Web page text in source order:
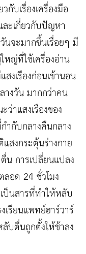
กับเรื่องเครื่องมือ
ะเกี่ยวกับปัญหา
จะมากขึ้นเรื่อยๆ มี
หญ่ที่ใช้เครื่องอ่าน
งเรืองก่อนเข้านอน
งวัน มากกว่าคน
าแสงเรืองของ
ำกับกลางคืนกลาง
สงกระตุ้นร่างกาย
น การเปลี่ยนแปลง
อด 24 ชั่วโมง
ป็นสารที่ทำให้หลับ
เรียนแพทย์ฮาร์วาร์
บตื่นถูกตั้งให้ช้าลง